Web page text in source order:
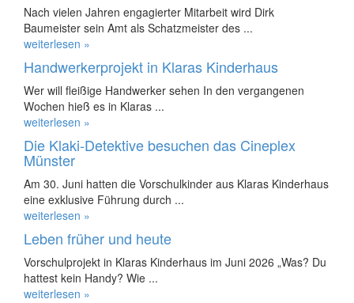
Nach vielen Jahren engagierter Mitarbeit wird Dirk
Baumeister sein Amt als Schatzmeister des ...
weiterlesen »
Handwerkerprojekt in Klaras Kinderhaus
Wer will fleißige Handwerker sehen In den vergangenen
Wochen hieß es in Klaras ...
weiterlesen »
Die Klaki-Detektive besuchen das Cineplex
Münster
Am 30. Juni hatten die Vorschulkinder aus Klaras Kinderhaus
eine exklusive Führung durch ...
weiterlesen »
Leben früher und heute
Vorschulprojekt in Klaras Kinderhaus im Juni 2026 „Was? Du
hattest kein Handy? Wie ...
weiterlesen »